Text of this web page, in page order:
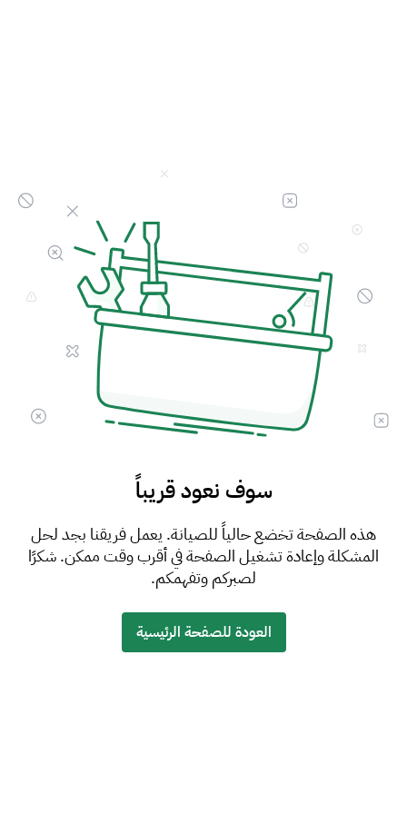
سوف نعود قريباً
هذه الصفحة تخضع حالياً للصيانة. يعمل فريقنا بجد لحل
المشكلة وإعادة تشغيل الصفحة في أقرب وقت ممكن. شكرًا
لصبركم وتفهمكم.
العودة للصفحة الرئيسية